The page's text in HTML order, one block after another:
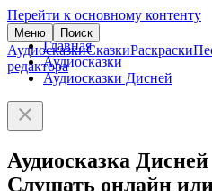
Перейти к основному контенту
Меню Поиск
АудиосказкиСказкиРаскраски
редактора
Главная
Аудиосказки
Аудиосказки Дисней
Аудиосказка
Слушать онлайн